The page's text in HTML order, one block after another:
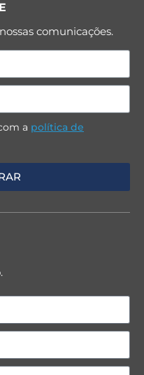
comunicações.
a política de